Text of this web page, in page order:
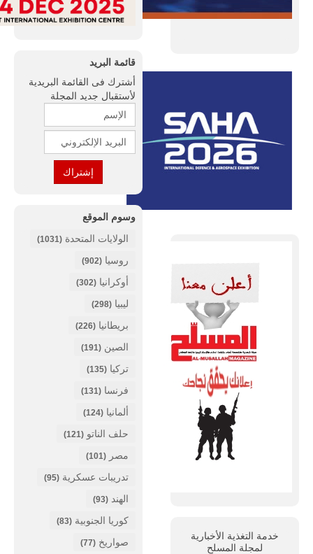
خدمة التغذية الأخبارية
لمجلة المسلح
قائمة البريد
أشترك فى القائمة البريدية
لأستقبال جديد المجلة
وسوم الموقع
الولايات المتحدة (1031)
روسيا (902)
أوكرانيا (302)
ليبيا (298)
بريطانيا (226)
الصين (191)
تركيا (135)
فرنسا (131)
ألمانيا (124)
حلف الناتو (121)
مصر (101)
تدريبات عسكرية (95)
الهند (93)
كوريا الجنوبية (83)
صواريخ (77)